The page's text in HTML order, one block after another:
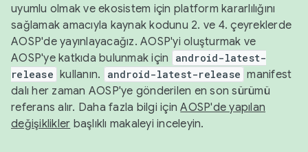
uyumlu olmak ve ekosistem için platform kararlılığını
sağlamak amacıyla kaynak kodunu 2. ve 4. çeyreklerde
AOSP'de yayınlayacağız. AOSP'yi oluşturmak ve
AOSP'ye katkıda bulunmak için
android-latest-
release kullanın. android-latest-release manifest
dalı her zaman AOSP'ye gönderilen en son sürümü
referans alır. Daha fazla bilgi içinAOSP'de yapılan
değişiklikler başlıklı makaleyi inceleyin.